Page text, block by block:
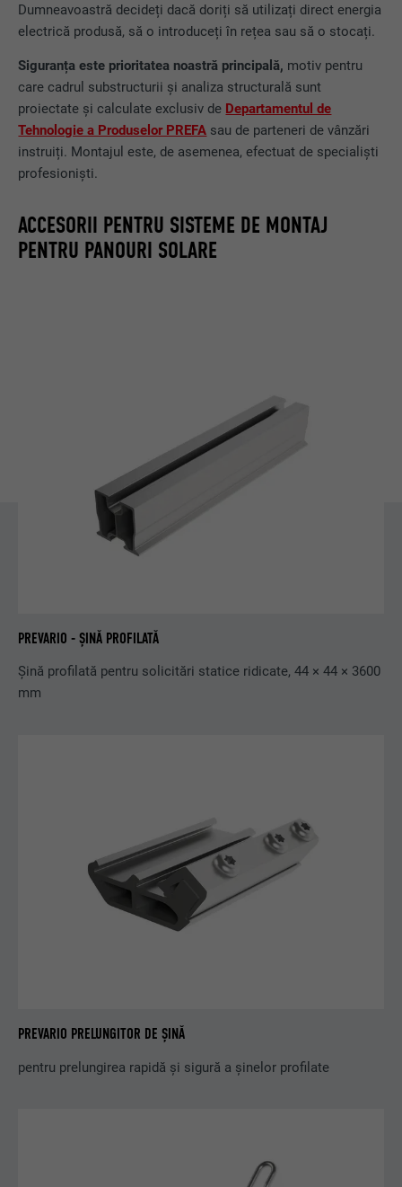
Dumneavoastră decideți dacă doriți să utilizați direct energia
electrică produsă, să o introduceți în rețea sau să o stocați.
Siguranța este prioritatea noastră principală, motiv pentru
care cadrul substructurii și analiza structurală sunt
proiectate și calculate exclusiv de Departamentul de
Tehnologie a Produselor PREFA sau de parteneri de vânzări
instruiți. Montajul este, de asemenea, efectuat de specialiști
profesioniști.
ACCESORII PENTRU SISTEME DE MONTAJ
PENTRU PANOURI SOLARE
PREVARIO - ȘINĂ PROFILATĂ
Șină profilată pentru solicitări statice ridicate, 44 × 44 × 3600
mm
PREVARIO PRELUNGITOR DE ȘINĂ
pentru prelungirea rapidă și sigură a șinelor profilate